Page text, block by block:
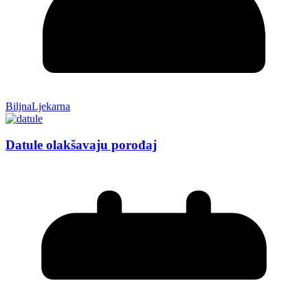
BiljnaLjekarna
Datule olakšavaju porođaj